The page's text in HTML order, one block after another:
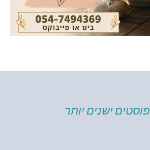
פוסטים ישנים יותר